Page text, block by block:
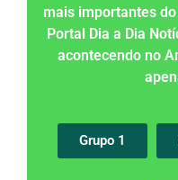
mais importantes
Portal Dia a Dia
acontecendo no
Grupo 1